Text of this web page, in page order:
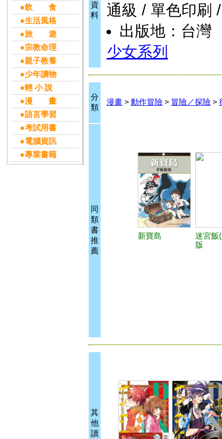
●飲 食
●生活風格
●旅 遊
●宗教命理
●親子教養
●少年讀物
●輕 小 說
●漫 畫
●語言學習
●考試用書
●電腦資訊
●專業書籍
資
料
通級 / 單色印刷
出版地：台灣
少女系列
分
類
漫畫 > 動作冒險 > 冒險／探險 >
同
類
書
推
薦
新寶島
迷宮飯
版
其
他
讀